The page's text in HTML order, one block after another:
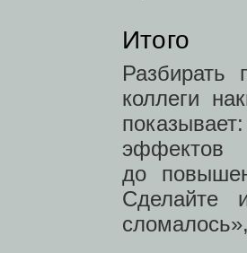
Итого
коллеги
эффектов
до
Сделайте